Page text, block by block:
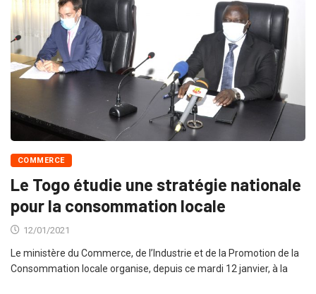
COMMERCE
Le Togo étudie une stratégie nationale
pour la consommation locale
12/01/2021
Le ministère du Commerce, de l’Industrie et de la Promotion de la
Consommation locale organise, depuis ce mardi 12 janvier, à la